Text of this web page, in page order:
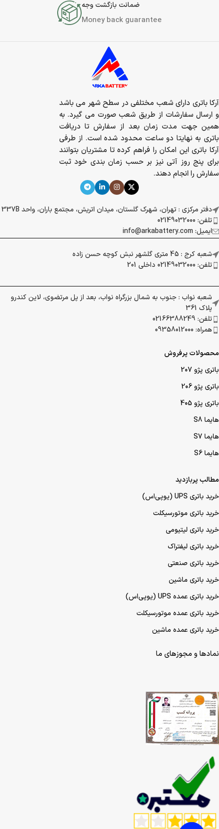
ضمانت بازگشت وجه
Money back guarantee
آرکا باتری دارای شعب مختلفی در سطح شهر می باشد
و ارسال سفارشات از طریق شعب صورت می گیرد. به
همین جهت مدت زمان بعد از سفارش تا دریافت
باتری به نهایتا دو ساعت محدود شده است. از طرفی
آرکا باتری این امکان را فراهم کرده تا مشتریان بتوانند
برای پنج روز آتی نیز بر حسب زمان بندی خود ثبت
سفارش را انجام دهند.
دفتر مرکزی : تهران، شهرک گلستان، میدان اتریش، مجتمع باران، واحد 337B
تلفن: 02149032000
ایمیل: info@arkabattery.com
شعبه کرج : 45 متری گلشهر نبش کوچه حسن زاده
تلفن: 02149032000 داخلی 201
شعبه نواب : جنوب به شمال بزرگراه نواب، بعد از پل مرتضوی، لاین کندرو
پلاک 361
تلفن: 02166388249
همراه: 09358012000
محصولات پرفروش
باتری پژو 207
باتری پژو 206
باتری پژو 405
هایما S8
هایما S7
هایما S6
مطالب پربازدید
خرید باتری UPS (یو‌پی‌اس)
خرید باتری موتورسیکلت
خرید باتری لیتیومی
خرید باتری لیفتراک
خرید باتری صنعتی
خرید باتری ماشین
خرید باتری عمده UPS (یو‌پی‌اس)
خرید باتری عمده موتورسیکلت
خرید باتری عمده ماشین
نمادها و مجوزهای ما